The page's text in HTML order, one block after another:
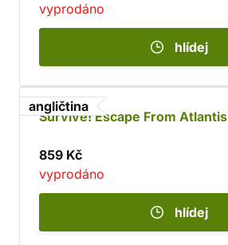
vyprodáno
hlídej
angličtina
Survive! Escape From Atlantis
859 Kč
vyprodáno
hlídej